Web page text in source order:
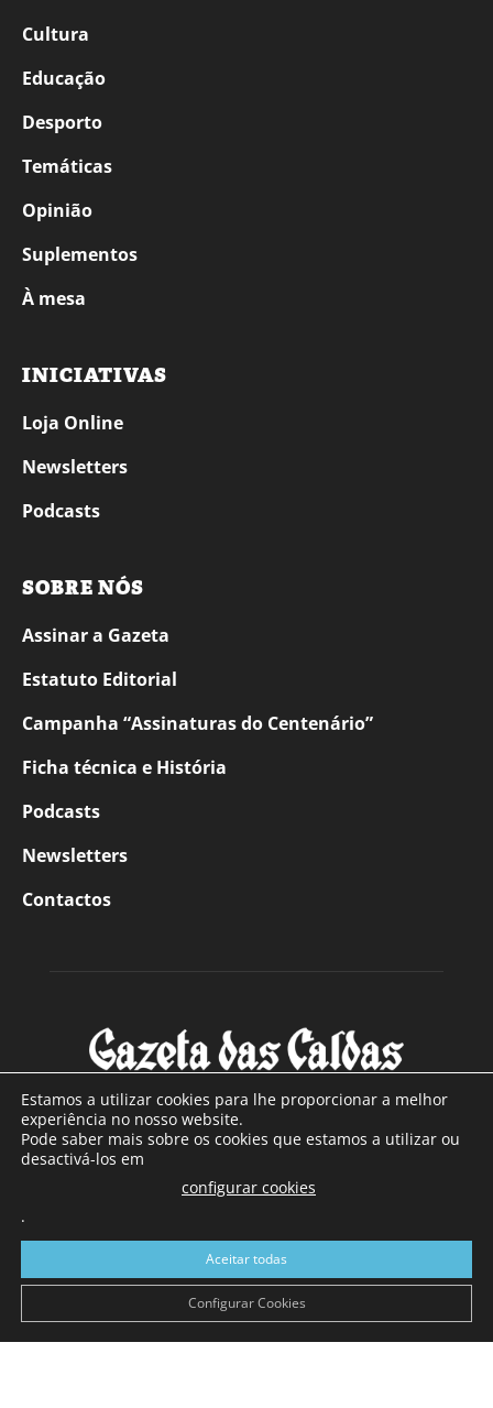
Cultura
Educação
Desporto
Temáticas
Opinião
Suplementos
À mesa
INICIATIVAS
Loja Online
Newsletters
Podcasts
SOBRE NÓS
Assinar a Gazeta
Estatuto Editorial
Campanha “Assinaturas do Centenário”
Ficha técnica e História
Podcasts
Newsletters
Contactos
SOBRE NÓS
Com sede nas Caldas da Rainha e mais de 90 anos de
a sul de distrito de Leiria, com mais de 40.000 leitores por
toda a região Oeste. Jornal com distribuição em Portugal
Continental e assinatura online.
Estamos a utilizar cookies para lhe proporcionar a melhor
experiência no nosso website.
Pode saber mais sobre os cookies que estamos a utilizar ou
desactivá-los em
configurar cookies
.
Aceitar todas
Configurar Cookies